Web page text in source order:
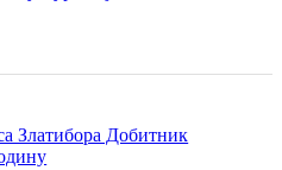
Златибора Добитник